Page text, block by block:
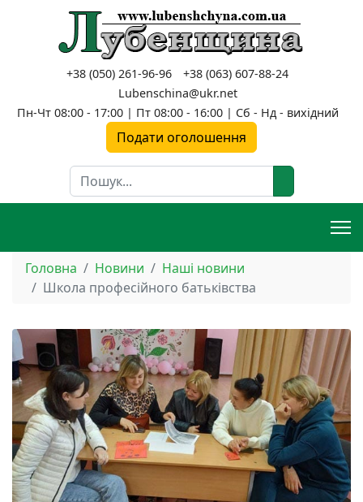
+38 (050) 261-96-96
+38 (063) 607-88-24
Lubenschina@ukr.net
Пн-Чт 08:00 - 17:00 | Пт 08:00 - 16:00 | Сб - Нд - вихідний
Подати оголошення
Пошук
Головна Новини
Наші новини
Школа професійного батьківства